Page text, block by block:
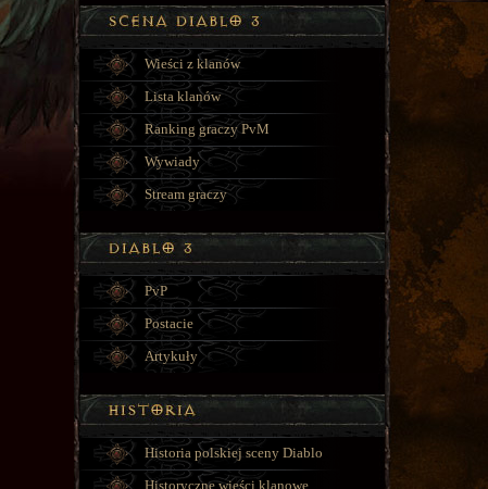
Wieści z klanów
Lista klanów
Ranking graczy PvM
Wywiady
Stream graczy
PvP
Postacie
Artykuły
Historia polskiej sceny Diablo
Historyczne wieści klanowe